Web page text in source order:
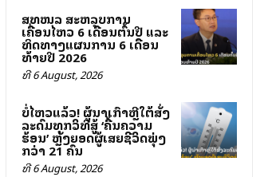
ສທໜລ ສະຫລຸບການ
ເຄື່ອນໄຫວ 6 ເດືອນຕົ້ນປີ ແລະ
ທິດທາງແຜນການ 6 ເດືອນ
ທ້າຍປີ 2026
ທີ 6 August, 2026
ບໍ່ໄຫວແລ້ວ! ຜູ້ນຳເກົາຫຼີໃຕ້ສັ່ງ
ລະດົມທຸກວິທີສູ້ ‘ຄື້ນຄວາມ
ຮ້ອນ’ ຫຼັງຍອດຜູ້ເສຍຊີວິດພຸ່ງ
ກວ່າ 21 ຄົນ
ທີ 6 August, 2026